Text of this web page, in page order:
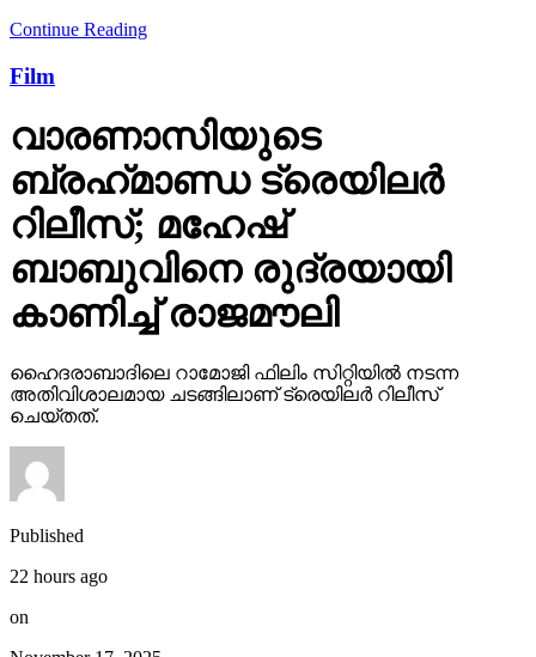
Continue Reading
Film
വാരണാസിയുടെ
ബ്രഹ്‌മാണ്ഡ ട്രെയിലര്‍
റിലീസ്; മഹേഷ്
ബാബുവിനെ രുദ്രയായി
കാണിച്ച് രാജമൗലി
ഹൈദരാബാദിലെ റാമോജി ഫിലിം സിറ്റിയില്‍ നടന്ന
അതിവിശാലമായ ചടങ്ങിലാണ് ട്രെയിലര്‍ റിലീസ്
ചെയ്തത്.
Published
22 hours ago
on